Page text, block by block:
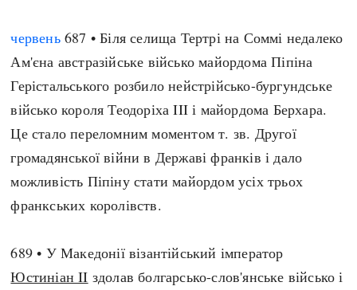
червень687 • Біля селища Тертрі на Соммі недалеко
Ам'єна австразійське військо майордома Піпіна
Герістальського розбило нейстрійсько-бургундське
військо короля Теодоріха III і майордома Берхара.
Це стало переломним моментом т. зв. Другої
громадянської війни в Державі франків і дало
можливість Піпіну стати майордом усіх трьох
франкських королівств.
689 • У Македонії візантійський імператор
Юстиніан II здолав болгарсько-слов'янське військо і